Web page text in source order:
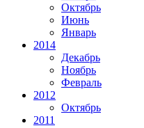
Октябрь
Июнь
Январь
2014
Декабрь
Ноябрь
Февраль
2012
Октябрь
2011